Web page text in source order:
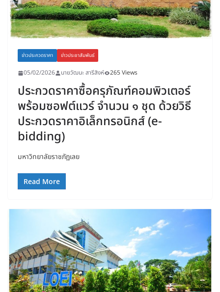
ข่าวประกวดราคา ข่าวประชาสัมพันธ์
05/02/2026 นายวัฒนะ สารีสิงห์ 265 Views
ประกวดราคาซื้อครุภัณฑ์คอมพิวเตอร์
พร้อมซอฟต์แวร์ จำนวน ๑ ชุด ด้วยวิธี
ประกวดราคาอิเล็กทรอนิกส์ (e-
bidding)
มหาวิทยาลัยราชภัฏเลย
Read More